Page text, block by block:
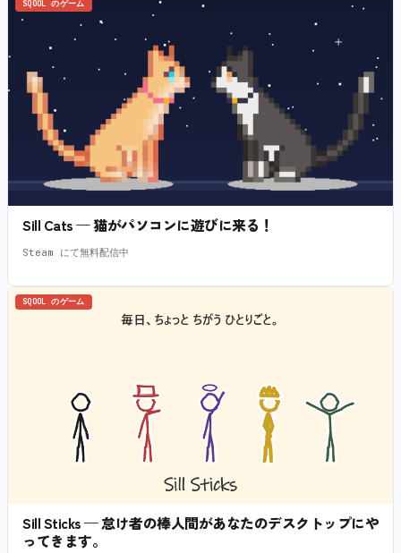
SQOOL のゲーム
Sill Cats — 猫がパソコンに遊びに来る！
Steam にて無料配信中
SQOOL のゲーム
Sill Sticks — 怠け者の棒人間があなたのデスクトップにや
ってきます。